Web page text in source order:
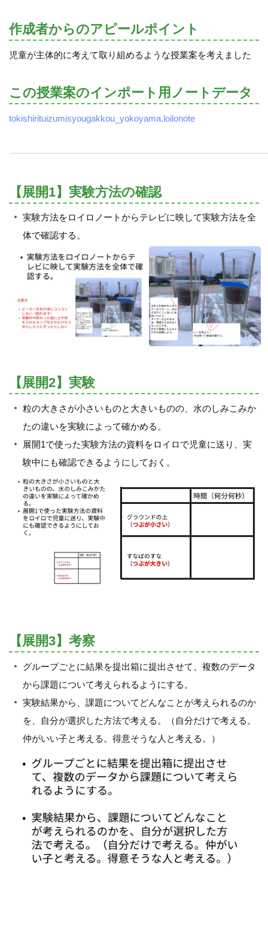
作成者からのアピールポイント
児童が主体的に考えて取り組めるような授業案を考えました
この授業案のインポート用ノートデータ
tokishirituizumisyougakkou_yokoyama.loilonote
【展開1】実験方法の確認
実験方法をロイロノートからテレビに映して実験方法を全
体で確認する。
【展開2】実験
粒の大きさが小さいものと大きいものの、水のしみこみか
たの違いを実験によって確かめる。
展開1で使った実験方法の資料をロイロで児童に送り、実
験中にも確認できるようにしておく。
【展開3】考察
グループごとに結果を提出箱に提出させて、複数のデータ
から課題について考えられるようにする。
実験結果から、課題についてどんなことが考えられるのか
を、自分が選択した方法で考える。（自分だけで考える。
仲がいい子と考える。得意そうな人と考える。）